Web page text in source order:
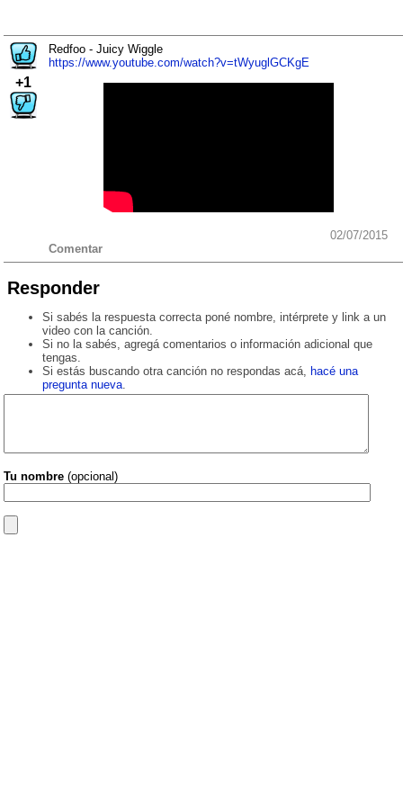
+1
Redfoo - Juicy Wiggle
https://www.youtube.com/watch?v=tWyuglGCKgE
02/07/2015
Comentar
Responder
Si sabés la respuesta correcta poné nombre, intérprete y link a un
video con la canción.
Si no la sabés, agregá comentarios o información adicional que
tengas.
Si estás buscando otra canción no respondas acá, hacé una
pregunta nueva.
Tu nombre (opcional)